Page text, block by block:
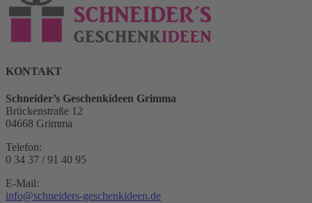
KONTAKT
Schneider’s Geschenkideen Grimma
Brückenstraße 12
04668 Grimma
Telefon:
0 34 37 / 91 40 95
E-Mail:
info@schneiders-geschenkideen.de